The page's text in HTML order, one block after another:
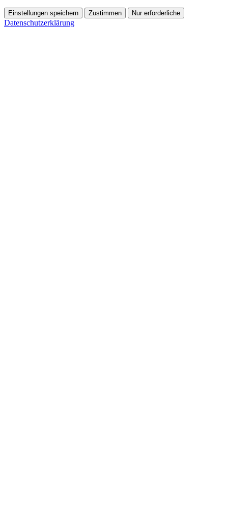
Einstellungen speichern Zustimmen Nur erforderliche
Datenschutzerklärung